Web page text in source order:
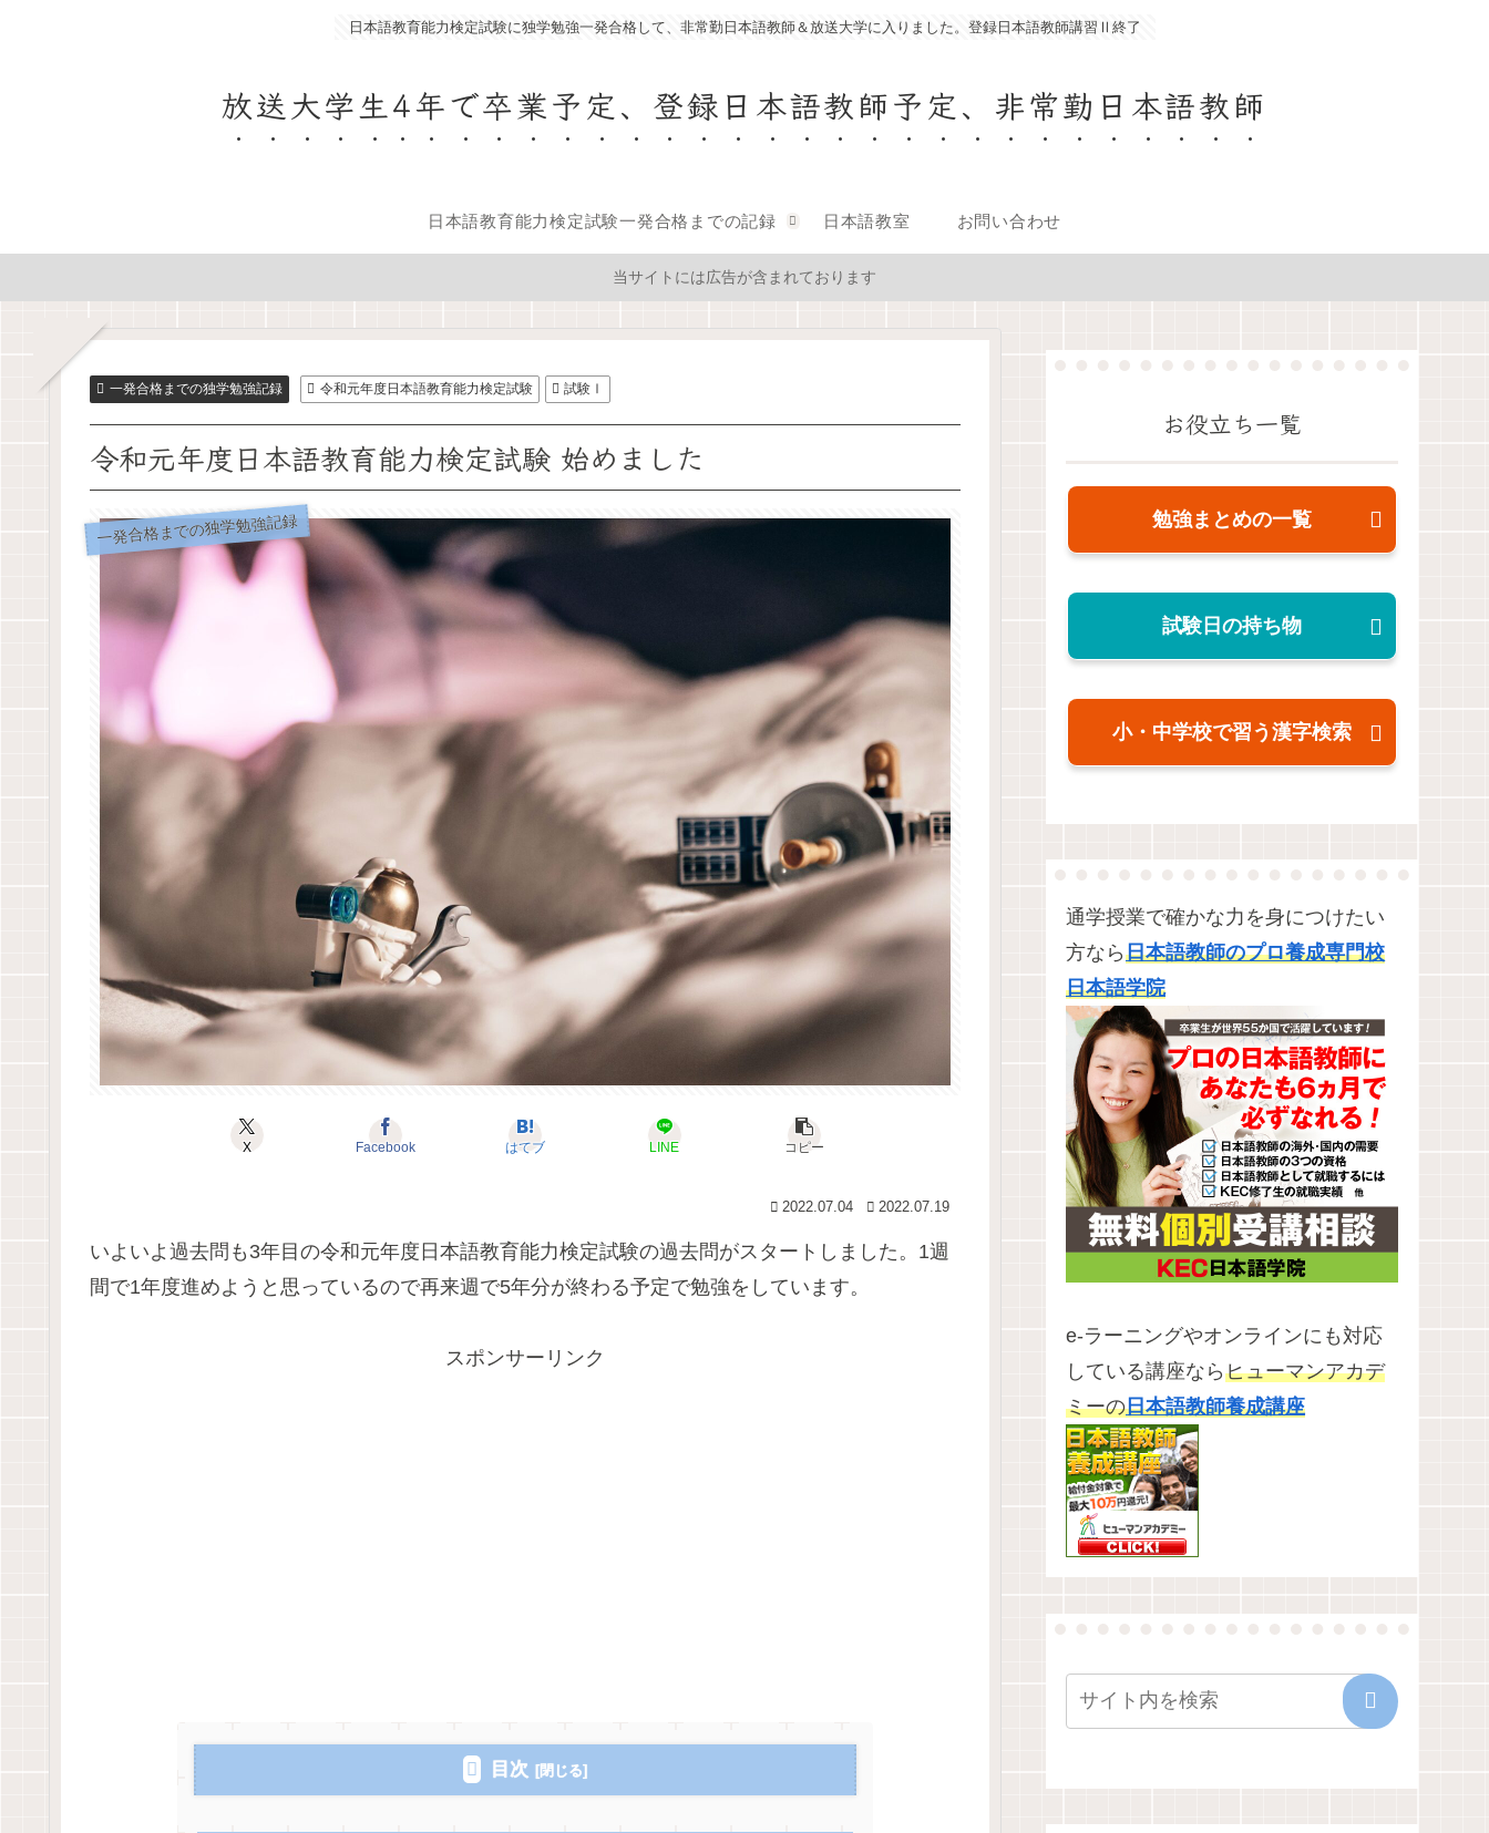
日本語教育能力検定試験に独学勉強一発合格して、非常勤日本語教師＆放送大学に入りました。登録日本語教師講習Ⅱ終了
放送大学生4年で卒業予定、登録日本語教師予定、非常勤日本語教師
日本語教育能力検定試験一発合格までの記録 日本語教室 お問い合わせ
当サイトには広告が含まれております
一発合格までの独学勉強記録 令和元年度日本語教育能力検定試験 試験Ⅰ
令和元年度日本語教育能力検定試験 始めました
一発合格までの独学勉強記録
X Facebook はてブ LINE コピー
2022.07.04 2022.07.19
いよいよ過去問も3年目の令和元年度日本語教育能力検定試験の過去問がスタートしました。1週
間で1年度進めようと思っているので再来週で5年分が終わる予定で勉強をしています。
スポンサーリンク
目次
お役立ち一覧
勉強まとめの一覧
試験日の持ち物
小・中学校で習う漢字検索
通学授業で確かな力を身につけたい
方なら日本語教師のプロ養成専門校
日本語学院
e-ラーニングやオンラインにも対応
している講座ならヒューマンアカデ
ミーの日本語教師養成講座